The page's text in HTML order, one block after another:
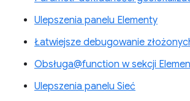
Ulepszenia panelu Elementy
Łatwiejsze debugowanie
Obsługa@function w sekcji
Ulepszenia panelu Sieć